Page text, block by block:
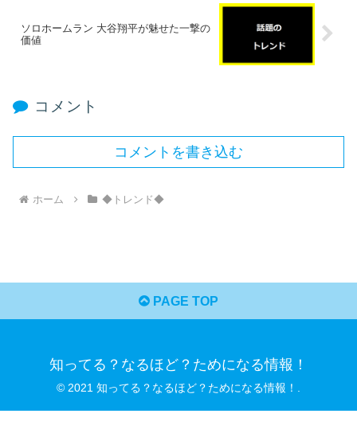
ソロホームラン 大谷翔平が魅せた一撃の
価値
コメント
コメントを書き込む
ホーム ◆トレンド◆
PAGE TOP
知ってる？なるほど？ためになる情報！
© 2021 知ってる？なるほど？ためになる情報！.